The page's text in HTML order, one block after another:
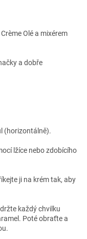
Olé a mixérem
a dobře
(horizontálně).
lžíce nebo zdobícího
ji na krém tak, aby
každý chvilku
Poté obraťte a